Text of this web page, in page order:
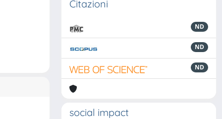
Citazioni
ND
ND
ND
social impact